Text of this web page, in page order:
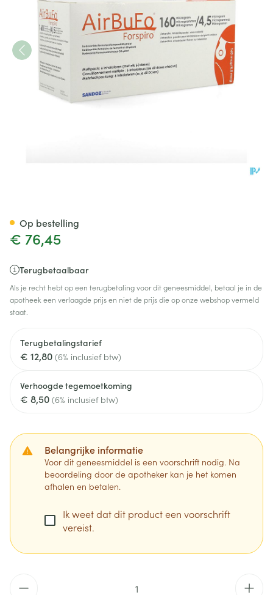
€ 76,45
Terugbetaalbaar
Als je recht hebt op een terugbetaling voor dit geneesmiddel, betaal je in de
apotheek een verlaagde prijs en niet de prijs die op onze webshop vermeld
staat.
Terugbetalingstarief
€ 12,80 (6% inclusief btw)
Verhoogde tegemoetkoming
€ 8,50 (6% inclusief btw)
Belangrijke informatie
Voor dit geneesmiddel is een voorschrift nodig. Na
beoordeling door de apotheker kan je het komen
afhalen en betalen.
Ik weet dat dit product een voorschrift
vereist.
Op bestelling